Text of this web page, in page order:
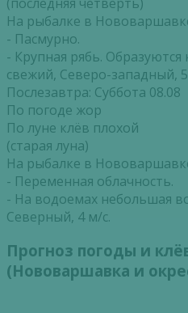
На рыбалке в
- Пасмурно.
- Крупная рябь.
свежий, Северо-западный,
Послезавтра: Суббота 08.08
По погоде жор
По луне клёв плохой
(старая луна)
На рыбалке в
- Переменная облачность.
- На водоемах небольшая
Северный, 4 м/с.
Прогноз погоды и
(Нововаршавка и